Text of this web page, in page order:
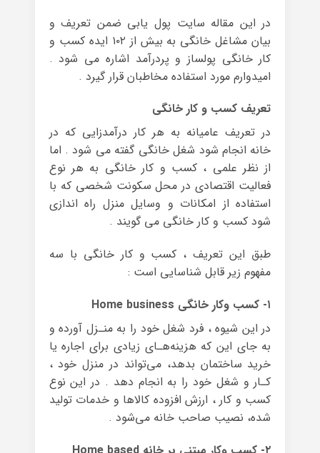
در این مقاله سایت پول یابی ضمن تعریف و
بیان مشاغل خانگی به بیش از ۱۰۲ ایده کسب و
کار خانگی پولساز و پردرآمد اشاره می شود .
امیدوارم مورد استفاده مخاطبان قرار گیرد .
تعریف کسب و کار خانگی
در تعریف عامیانه به هر کار درآمدزایی که در
خانه انجام شود شغل خانگی گفته می شود . اما
از نظر علمی ، کسب و کار خانگی به هر نوع
فعالیت اقتصادی در محل سکونت شخصی که با
استفاده از امکانات و وسایل منزل راه اندازی
شود کسب و کار خانگی می گویند .
طبق این تعریف ، کسب و کار خانگی با سه
مفهوم زیر قابل شناسایی است :
۱- کسب وکار خانگی Home business
در این شیوه ، فرد شغل خود را به منـزل آورده و
به جای این که هزینه‌هـای زیادی برای اجاره یا
خرید ساختمان بدهد، می‌تواند در منزل خود ،
کـار و شغل خود را به انجام دهد . در این نوع
کسب و کار ، ارزش افزوده کالاها و خدمات تولید
شده، نصیب‌ صاحب خانه می‌شود .